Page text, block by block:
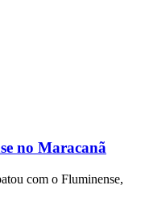
no Maracanã
com o Fluminense,